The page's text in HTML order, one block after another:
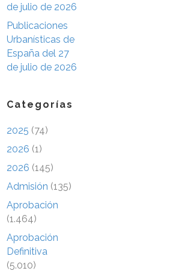
de julio de 2026
Publicaciones
Urbanísticas de
España del 27
de julio de 2026
Categorías
2025 (74)
2026 (1)
2026 (145)
Admisión (135)
Aprobación
(1.464)
Aprobación
Definitiva
(5.010)